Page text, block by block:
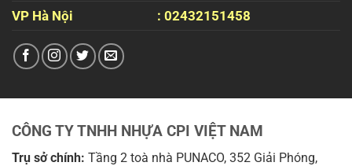
VP Hà Nội
: 02432151458
CÔNG TY TNHH NHỰA CPI VIỆT NAM
Trụ sở chính: Tầng 2 toà nhà PUNACO, 352 Giải Phóng,